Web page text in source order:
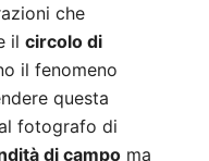
che
il circolo di
il fenomeno
questa
fotografo di
di campo ma